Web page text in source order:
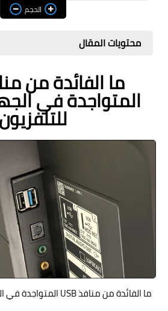
الحجم
محتويات المقال
المتواجدة في
ما الفائدة من منافذ USB المتواجدة في الجهة الخلفية للتلفزيون